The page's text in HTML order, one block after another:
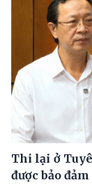
Thi lại ở
được bảo